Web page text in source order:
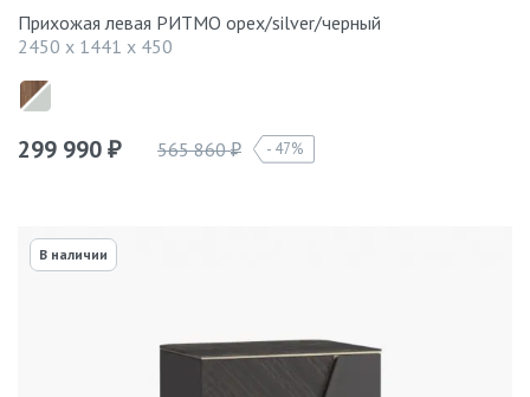
Прихожая левая РИТМО орех/silver/черный
2450 x 1441 x 450
299 990 ₽ 565 860₽ 47%
В наличии